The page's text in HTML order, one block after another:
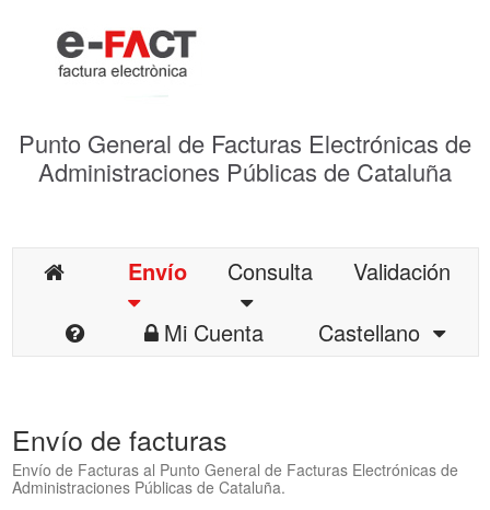
Punto General de Facturas Electrónicas de
Administraciones Públicas de Cataluña
Envío Consulta
Validación
Mi Cuenta
Castellano
Envío de facturas
Envío de Facturas al Punto General de Facturas Electrónicas de
Administraciones Públicas de Cataluña.